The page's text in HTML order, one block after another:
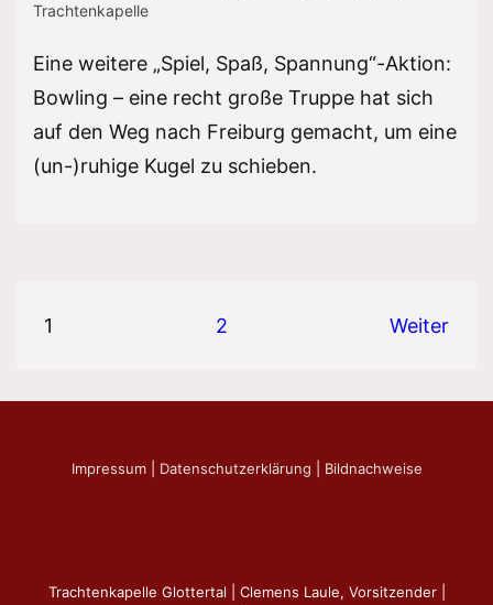
Trachtenkapelle
Eine weitere „Spiel, Spaß, Spannung“-Aktion:
Bowling – eine recht große Truppe hat sich
auf den Weg nach Freiburg gemacht, um eine
(un-)ruhige Kugel zu schieben.
Seitennummerierung
1 2 Weiter
Impressum| Datenschutzerklärung Bildnachweise
Trachtenkapelle Glottertal | Clemens Laule, Vorsitzender |